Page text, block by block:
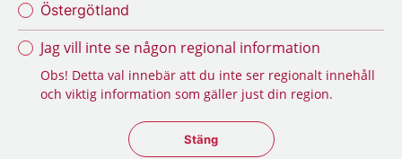
Östergötland
Jag vill inte se någon regional information
Obs! Detta val innebär att du inte ser regionalt innehåll
och viktig information som gäller just din region.
Stäng regionsväljaren
Stäng